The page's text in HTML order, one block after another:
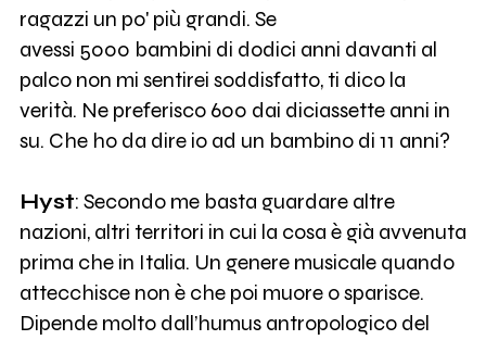
ragazzi un po' più grandi. Se
avessi 5000 bambini di dodici anni davanti al
palco non mi sentirei soddisfatto, ti dico la
verità. Ne preferisco 600 dai diciassette anni in
su. Che ho da dire io ad un bambino di 11 anni?
Hyst: Secondo me basta guardare altre
nazioni, altri territori in cui la cosa è già avvenuta
prima che in Italia. Un genere musicale quando
attecchisce non è che poi muore o sparisce.
Dipende molto dall’humus antropologico del